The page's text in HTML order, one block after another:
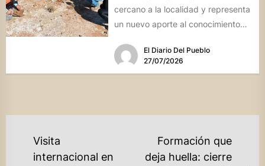
cercano a la localidad y representa
un nuevo aporte al conocimiento
El Diario Del Pueblo
27/07/2026
NAVEGACIÓN
Visita
internacional en
Formación que
deja huella: cierre